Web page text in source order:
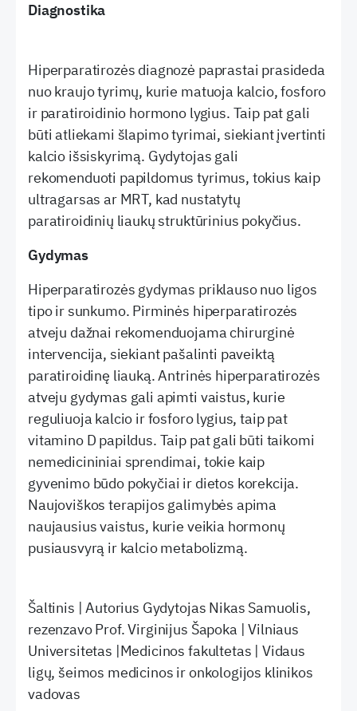
Diagnostika
Hiperparatirozės diagnozė paprastai prasideda
nuo kraujo tyrimų, kurie matuoja kalcio, fosforo
ir paratiroidinio hormono lygius. Taip pat gali
būti atliekami šlapimo tyrimai, siekiant įvertinti
kalcio išsiskyrimą. Gydytojas gali
rekomenduoti papildomus tyrimus, tokius kaip
ultragarsas ar MRT, kad nustatytų
paratiroidinių liaukų struktūrinius pokyčius.
Gydymas
Hiperparatirozės gydymas priklauso nuo ligos
tipo ir sunkumo. Pirminės hiperparatirozės
atveju dažnai rekomenduojama chirurginė
intervencija, siekiant pašalinti paveiktą
paratiroidinę liauką. Antrinės hiperparatirozės
atveju gydymas gali apimti vaistus, kurie
reguliuoja kalcio ir fosforo lygius, taip pat
vitamino D papildus. Taip pat gali būti taikomi
nemedicininiai sprendimai, tokie kaip
gyvenimo būdo pokyčiai ir dietos korekcija.
Naujoviškos terapijos galimybės apima
naujausius vaistus, kurie veikia hormonų
pusiausvyrą ir kalcio metabolizmą.
Šaltinis | Autorius Gydytojas Nikas Samuolis,
rezenzavo Prof. Virginijus Šapoka | Vilniaus
Universitetas |Medicinos fakultetas | Vidaus
ligų, šeimos medicinos ir onkologijos klinikos
vadovas